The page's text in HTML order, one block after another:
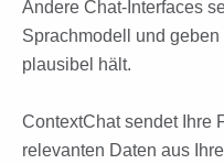
Andere Chat-Interfaces
Sprachmodell und
plausibel hält.
ContextChat sendet Ihre
relevanten Daten aus